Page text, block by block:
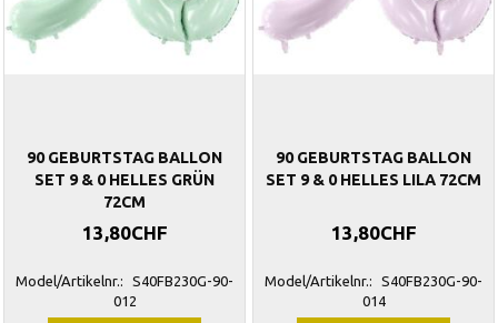
90 GEBURTSTAG BALLON
SET 9 & 0 HELLES GRÜN
72CM
13,80CHF
Model/Artikelnr.:
S40FB230G-90-
012
90 GEBURTSTAG BALLON
SET 9 & 0 HELLES LILA 72CM
13,80CHF
Model/Artikelnr.:
S40FB230G-90-
014